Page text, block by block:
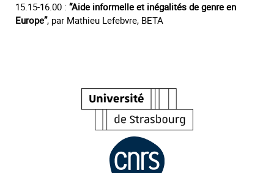
15.15-16.00 : “Aide informelle et inégalités de genre en
Europe”, par Mathieu Lefebvre, BETA